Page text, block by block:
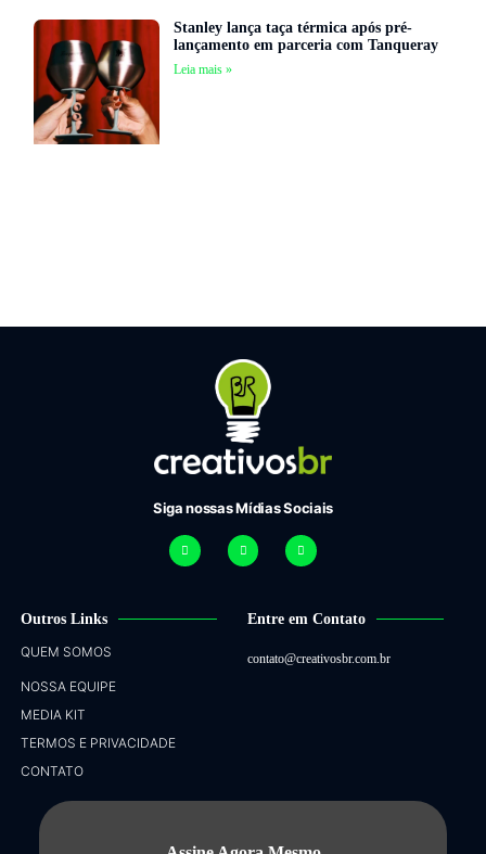
Stanley lança taça térmica após pré-
lançamento em parceria com Tanqueray
Leia mais »
Siga nossas Mídias Sociais
Outros Links
QUEM SOMOS
NOSSA EQUIPE
MEDIA KIT
TERMOS E PRIVACIDADE
CONTATO
Entre em Contato
contato@creativosbr.com.br